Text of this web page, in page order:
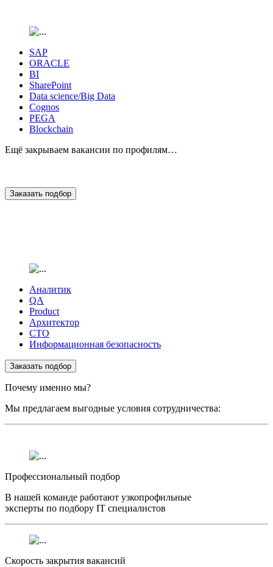
SAP
ORACLE
BI
SharePoint
Data science/Big Data
Cognos
PEGA
Blockchain
Ещё закрываем вакансии по профилям…
Заказать подбор
Аналитик
QA
Product
Архитектор
CTO
Информационная безопасность
Заказать подбор
Почему именно мы?
Мы предлагаем выгодные условия сотрудничества:
Профессиональный подбор
В нашей команде работают узкопрофильные
эксперты по подбору IT специалистов
Скорость закрытия вакансий